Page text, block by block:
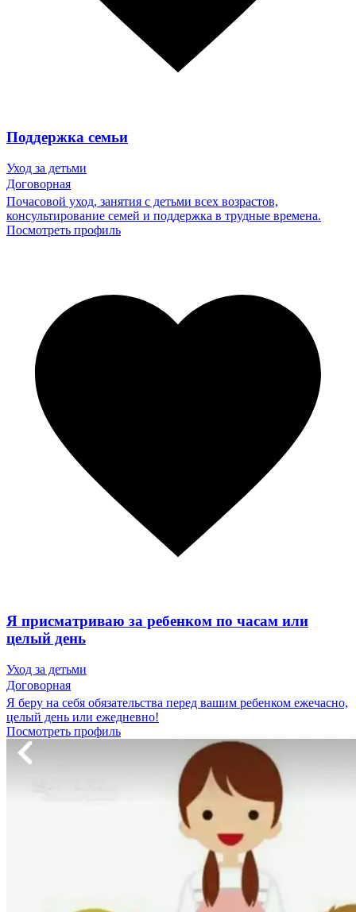
Поддержка семьи
Уход за детьми
Договорная
Почасовой уход, занятия с детьми всех возрастов,
консультирование семей и поддержка в трудные времена.
Посмотреть профиль
Я присматриваю за ребенком по часам или
целый день
Уход за детьми
Договорная
Я беру на себя обязательства перед вашим ребенком ежечасно,
целый день или ежедневно!
Посмотреть профиль